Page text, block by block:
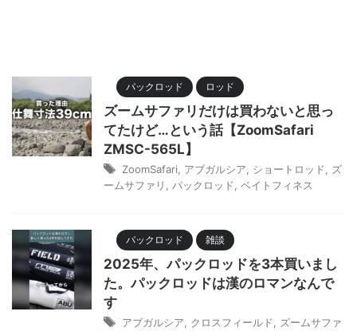
パックロッド ロッド
ズームサファリだけは買わないと思っ
てたけど…という話【ZoomSafari
ZMSC-565L】
ZoomSafari アブガルシア ショートロッド
ズ
ームサファリ
パックロッド ベイトフィネス
パックロッド 雑談
2025年、パックロッドを3本買いまし
た。パックロッドは漢のロマンなんで
す
アブガルシア クロスフィールド
ズームサファ